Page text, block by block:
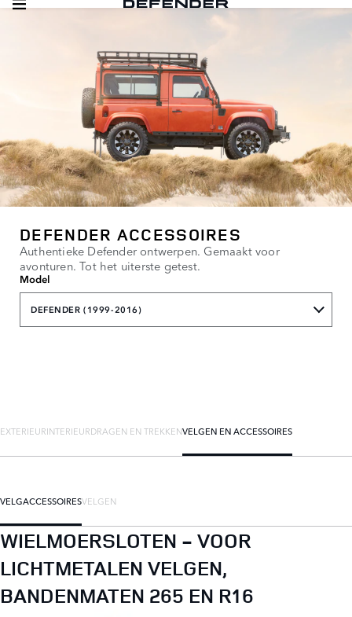
DEFENDER ACCESSOIRES
Authentieke Defender ontwerpen. Gemaakt voor
avonturen. Tot het uiterste getest.
Model
DEFENDER (1999-2016)
EXTERIEURINTERIEURDRAGEN EN TREKKENVELGEN EN ACCESSOIRES
VELGACCESSOIRESVELGEN
WIELMOERSLOTEN - VOOR
LICHTMETALEN VELGEN,
BANDENMATEN 265 EN R16